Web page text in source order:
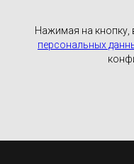
Нажимая на кнопку,
персональных